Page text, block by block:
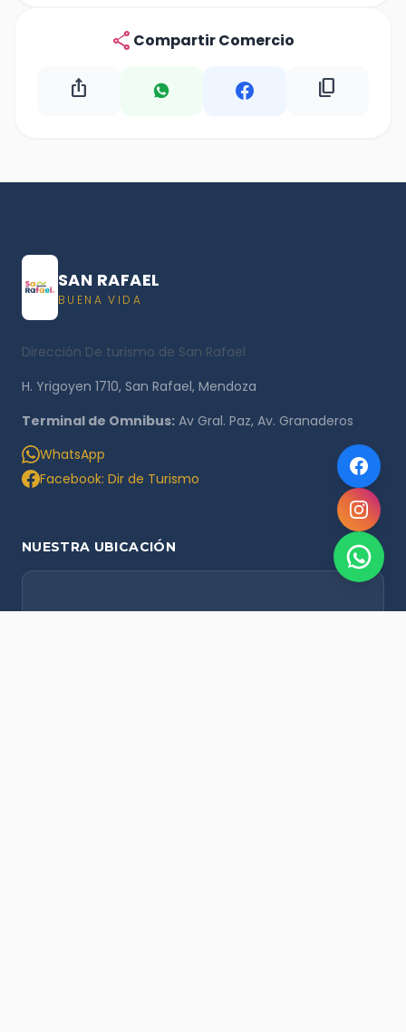
share Compartir Comercio
ios_share content_copy
SAN RAFAEL
BUENA VIDA
Dirección De turismo de San Rafael
H. Yrigoyen 1710, San Rafael, Mendoza
Terminal de Omnibus: Av Gral. Paz, Av. Granaderos
WhatsApp
Facebook: Dir de Turismo
NUESTRA UBICACIÓN